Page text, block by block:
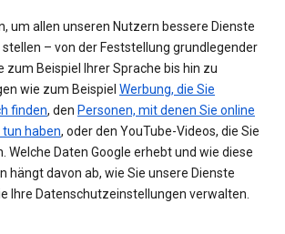
um allen unseren Nutzern bessere Dienste
– von der Feststellung grundlegender
zum Beispiel Ihrer Sprache bis hin zu
wie zum Beispiel Werbung, die Sie
finden, den Personen, mit denen Sie online
haben, oder den YouTube-Videos, die Sie
Welche Daten Google erhebt und wie diese
hängt davon ab, wie Sie unsere Dienste
Ihre Datenschutzeinstellungen verwalten.